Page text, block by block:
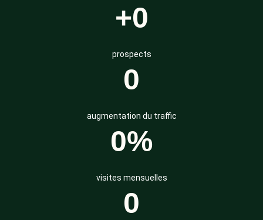
+0
prospects
0
augmentation du traffic
0%
visites mensuelles
0